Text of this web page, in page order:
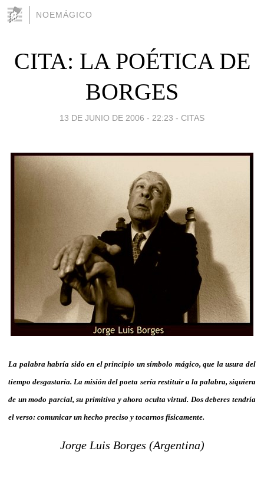
NOEMÁGICO
CITA: LA POÉTICA DE
BORGES
13 DE JUNIO DE 2006 - 22:23 - CITAS
La palabra habría sido en el principio un símbolo mágico, que la usura del
tiempo desgastaría. La misión del poeta sería restituir a la palabra, siquiera
de un modo parcial, su primitiva y ahora oculta virtud. Dos deberes tendría
el verso: comunicar un hecho preciso y tocarnos físicamente.
Jorge Luis Borges (Argentina)